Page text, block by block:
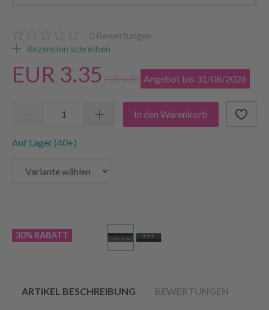
0 Bewertungen
Rezension schreiben
EUR 3.35 EUR 4.80 Angebot bis 31/08/2026
In den Warenkorb
Auf Lager (40+)
30% RABATT
ARTIKEL BESCHREIBUNG BEWERTUNGEN